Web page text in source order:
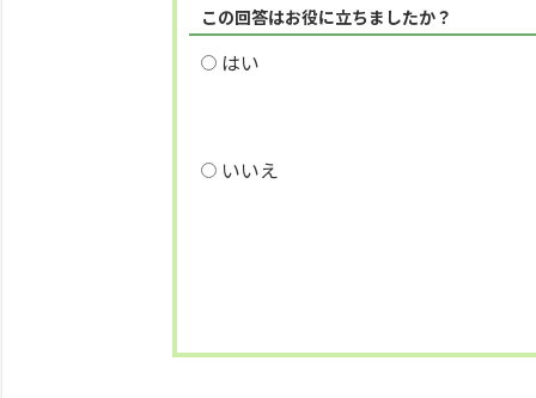
この回答はお役に立ちましたか？
はい
いいえ